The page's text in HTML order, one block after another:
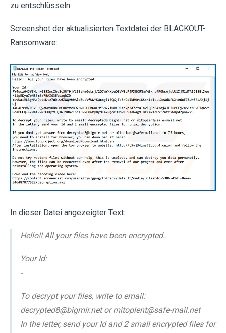
zu entschlüsseln.
Screenshot der aktualisierten Textdatei der BLACKOUT-
Ransomware:
In dieser Datei angezeigter Text:
Hello!! All your files have been encrypted..
Your Id:
-
To decrypt your files, write to email:
decrypted8@bigmir.net or mitoplent@safe-mail.net
In the letter, send your Id and 2 small encrypted files for